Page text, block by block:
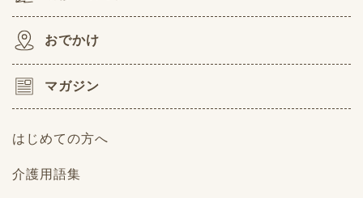
おでかけ
マガジン
はじめての方へ
介護用語集